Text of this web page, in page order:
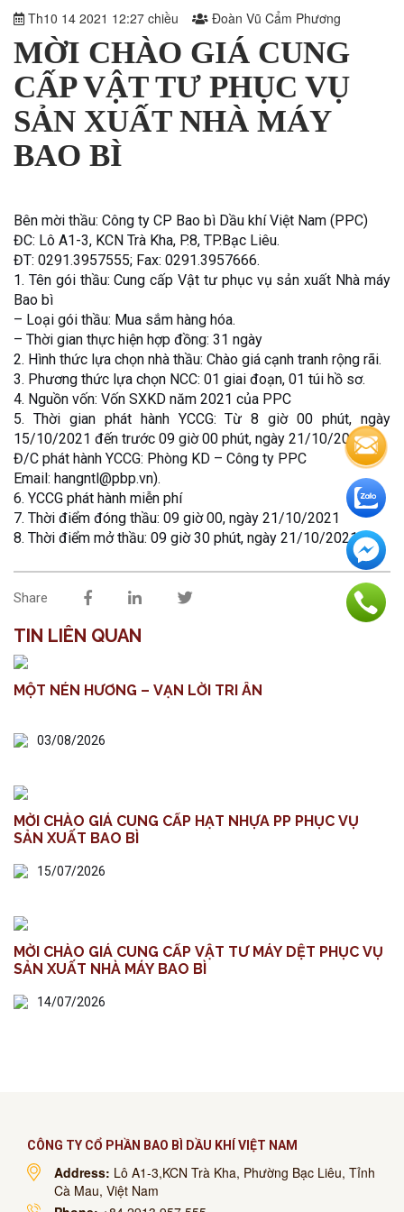
Th10 14 2021 12:27 chiều Đoàn Vũ Cẩm Phương
MỜI CHÀO GIÁ CUNG
CẤP VẬT TƯ PHỤC VỤ
SẢN XUẤT NHÀ MÁY
BAO BÌ
Bên mời thầu: Công ty CP Bao bì Dầu khí Việt Nam (PPC)
ĐC: Lô A1-3, KCN Trà Kha, P.8, TP.Bạc Liêu.
ĐT: 0291.3957555; Fax: 0291.3957666.
1. Tên gói thầu: Cung cấp Vật tư phục vụ sản xuất Nhà máy
Bao bì
– Loại gói thầu: Mua sắm hàng hóa.
– Thời gian thực hiện hợp đồng: 31 ngày
2. Hình thức lựa chọn nhà thầu: Chào giá cạnh tranh rộng rãi.
3. Phương thức lựa chọn NCC: 01 giai đoạn, 01 túi hồ sơ.
4. Nguồn vốn: Vốn SXKD năm 2021 của PPC
5. Thời gian phát hành YCCG: Từ 8 giờ 00 phút, ngày
15/10/2021 đến trước 09 giờ 00 phút, ngày 21/10/2021.
Đ/C phát hành YCCG: Phòng KD – Công ty PPC
Email: hangntl@pbp.vn).
6. YCCG phát hành miễn phí
7. Thời điểm đóng thầu: 09 giờ 00, ngày 21/10/2021
8. Thời điểm mở thầu: 09 giờ 30 phút, ngày 21/10/2021
Share
TIN LIÊN QUAN
MỘT NÉN HƯƠNG – VẠN LỜI TRI ÂN
03/08/2026
MỜI CHÀO GIÁ CUNG CẤP HẠT NHỰA PP PHỤC VỤ
SẢN XUẤT BAO BÌ
15/07/2026
MỜI CHÀO GIÁ CUNG CẤP VẬT TƯ MÁY DỆT PHỤC VỤ
SẢN XUẤT NHÀ MÁY BAO BÌ
14/07/2026
CÔNG TY CỔ PHẦN BAO BÌ DẦU KHÍ VIỆT NAM
Address: Lô A1-3,KCN Trà Kha, Phường Bạc Liêu, Tỉnh
Cà Mau, Việt Nam